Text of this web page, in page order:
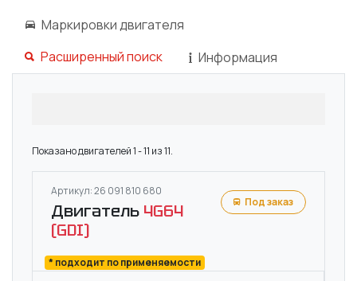
Маркировки двигателя
Расширенный поиск
Информация
Показано двигателей 1 - 11 из 11.
Артикул: 26 091 810 680
Двигатель 4G64
(GDI)
* подходит по применяемости
Под заказ